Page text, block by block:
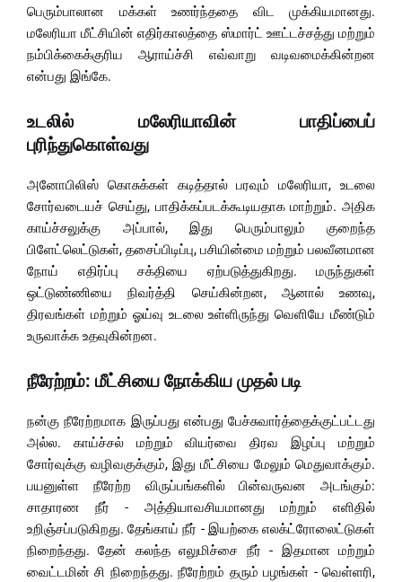
பெரும்பாலான மக்கள் உணர்ந்ததை விட முக்கியமானது.
மலேரியா மீட்சியின் எதிர்காலத்தை ஸ்மார்ட் ஊட்டச்சத்து மற்றும்
நம்பிக்கைக்குரிய ஆராய்ச்சி எவ்வாறு வடிவமைக்கின்றன
என்பது இங்கே.
உடலில் மலேரியாவின் பாதிப்பைப்
புரிந்துகொள்வது
அனோபிலிஸ் கொசுக்கள் கடித்தால் பரவும் மலேரியா, உடலை
சோர்வடையச் செய்து, பாதிக்கப்படக்கூடியதாக மாற்றும். அதிக
காய்ச்சலுக்கு அப்பால், இது பெரும்பாலும் குறைந்த
பிளேட்லெட்டுகள், தசைப்பிடிப்பு, பசியின்மை மற்றும் பலவீனமான
நோய் எதிர்ப்பு சக்தியை ஏற்படுத்துகிறது. மருந்துகள்
ஒட்டுண்ணியை நிவர்த்தி செய்கின்றன, ஆனால் உணவு,
திரவங்கள் மற்றும் ஓய்வு உடலை உள்ளிருந்து வெளியே மீண்டும்
உருவாக்க உதவுகின்றன.
நீரேற்றம்: மீட்சியை நோக்கிய முதல் படி
நன்கு நீரேற்றமாக இருப்பது என்பது பேச்சுவார்த்தைக்குட்பட்டது
அல்ல. காய்ச்சல் மற்றும் வியர்வை திரவ இழப்பு மற்றும்
சோர்வுக்கு வழிவகுக்கும், இது மீட்சியை மேலும் மெதுவாக்கும்.
பயனுள்ள நீரேற்ற விருப்பங்களில் பின்வருவன அடங்கும்:
சாதாரண நீர் - அத்தியாவசியமானது மற்றும் எளிதில்
உறிஞ்சப்படுகிறது. தேங்காய் நீர் - இயற்கை எலக்ட்ரோலைட்டுகள்
நிறைந்தது. தேன் கலந்த எலுமிச்சை நீர் - இதமான மற்றும்
வைட்டமின் சி நிறைந்தது. நீரேற்றம் தரும் பழங்கள் - வெள்ளரி,